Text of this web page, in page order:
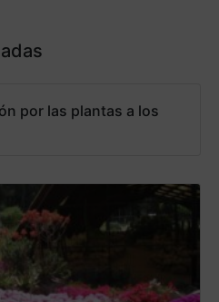
por las plantas a los